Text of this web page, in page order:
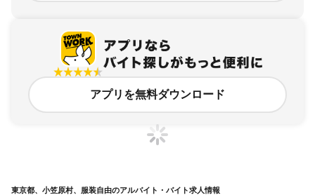
アプリを無料ダウンロード
東京都、小笠原村、服装自由のアルバイト・バイト求人情報